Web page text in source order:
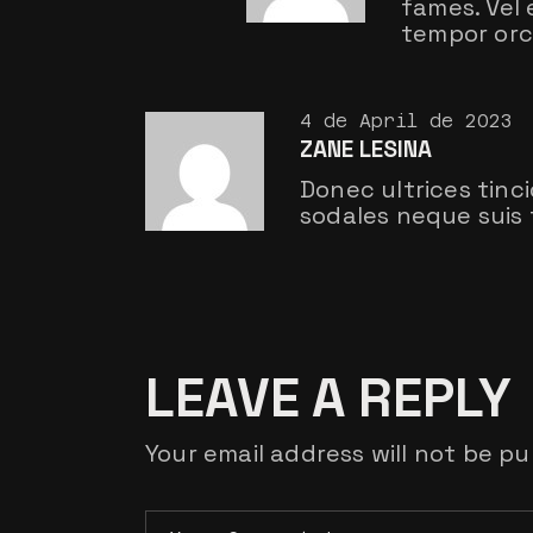
fames. Vel
tempor
4 de April de 2023
ZANE LESINA
Donec ultrices
sodales neque
LEAVE A REPLY
Your email address will not be